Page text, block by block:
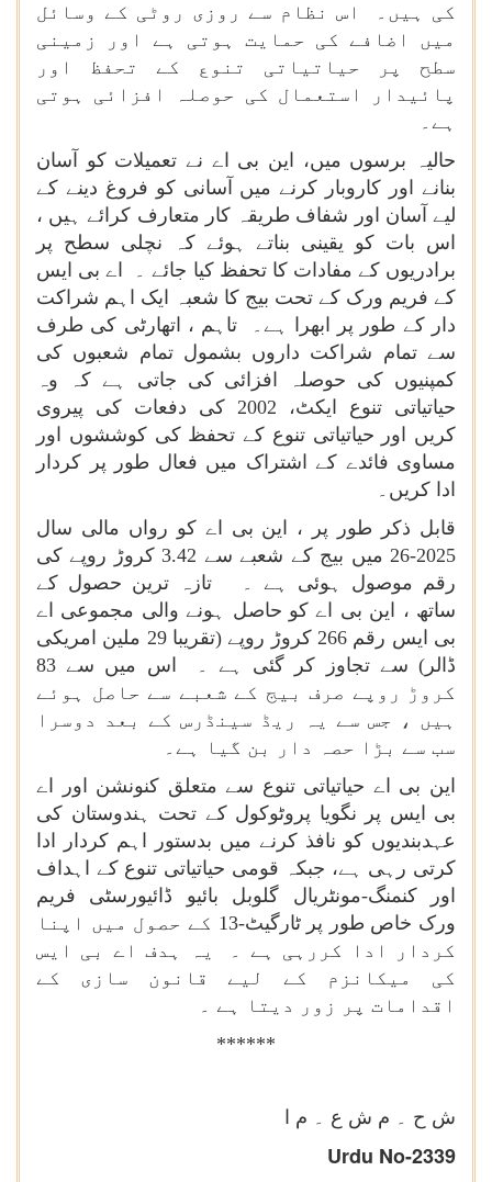
کی ہیں۔ اس نظام سے روزی روٹی کے وسائل
میں اضافے کی حمایت ہوتی ہے اور زمینی
سطح پر حیاتیاتی تنوع کے تحفظ اور
پائیدار استعمال کی حوصلہ افزائی ہوتی
ہے۔
حالیہ برسوں میں، این بی اے نے تعمیلات کو آسان
بنانے اور کاروبار کرنے میں آسانی کو فروغ دینے کے
لیے آسان اور شفاف طریقہ کار متعارف کرائے ہیں ،
اس بات کو یقینی بناتے ہوئے کہ نچلی سطح پر
برادریوں کے مفادات کا تحفظ کیا جائے ۔ اے بی ایس
کے فریم ورک کے تحت بیج کا شعبہ ایک اہم شراکت
دار کے طور پر ابھرا ہے۔ تاہم ، اتھارٹی کی طرف
سے تمام شراکت داروں بشمول تمام شعبوں کی
کمپنیوں کی حوصلہ افزائی کی جاتی ہے کہ وہ
حیاتیاتی تنوع ایکٹ، 2002 کی دفعات کی پیروی
کریں اور حیاتیاتی تنوع کے تحفظ کی کوششوں اور
مساوی فائدے کے اشتراک میں فعال طور پر کردار
ادا کریں۔
قابل ذکر طور پر ، این بی اے کو رواں مالی سال
2025-26 میں بیج کے شعبے سے 3.42 کروڑ روپے کی
رقم موصول ہوئی ہے ۔ تازہ ترین حصول کے
ساتھ ، این بی اے کو حاصل ہونے والی مجموعی اے
بی ایس رقم 266 کروڑ روپے (تقریبا 29 ملین امریکی
ڈالر) سے تجاوز کر گئی ہے ۔ اس میں سے 83
کروڑ روپے صرف بیج کے شعبے سے حاصل ہوئے
ہیں ، جس سے یہ ریڈ سینڈرس کے بعد دوسرا
سب سے بڑا حصہ دار بن گیا ہے۔
این بی اے حیاتیاتی تنوع سے متعلق کنونشن اور اے
بی ایس پر نگویا پروٹوکول کے تحت ہندوستان کی
عہدبندیوں کو نافذ کرنے میں بدستور اہم کردار ادا
کرتی رہی ہے، جبکہ قومی حیاتیاتی تنوع کے اہداف
اور کنمنگ-مونٹریال گلوبل بائیو ڈائیورسٹی فریم
ورک خاص طور پر ٹارگیٹ-13 کے حصول میں اپنا
کردار ادا کررہی ہے ۔ یہ ہدف اے بی ایس
کی میکانزم کے لیے قانون سازی کے
اقدامات پر زور دیتا ہے ۔
******
ش ح ۔ م ش ع ۔ م ا
Urdu No-2339